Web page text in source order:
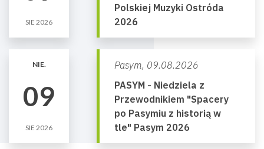
SIE 2026
Polskiej Muzyki Ostróda
2026
NIE.
09
SIE 2026
Pasym, 09.08.2026
PASYM - Niedziela z
Przewodnikiem "Spacery
po Pasymiu z historią w
tle" Pasym 2026